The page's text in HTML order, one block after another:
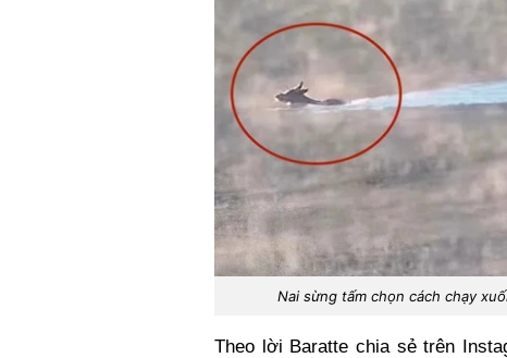
Nai sừng tấm chọn cách chạy
Theo lời Baratte chia sẻ trên